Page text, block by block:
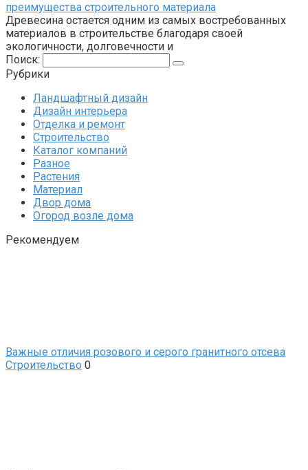
преимущества строительного материала
Древесина остается одним из самых востребованных
материалов в строительстве благодаря своей
экологичности, долговечности и
Поиск:
Рубрики
Ландшафтный дизайн
Дизайн интерьера
Отделка и ремонт
Строительство
Каталог компаний
Разное
Растения
Материал
Двор дома
Огород возле дома
Рекомендуем
Важные отличия розового и серого гранитного отсева
Строительство 0